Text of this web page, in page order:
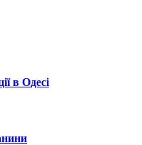
в Одесі